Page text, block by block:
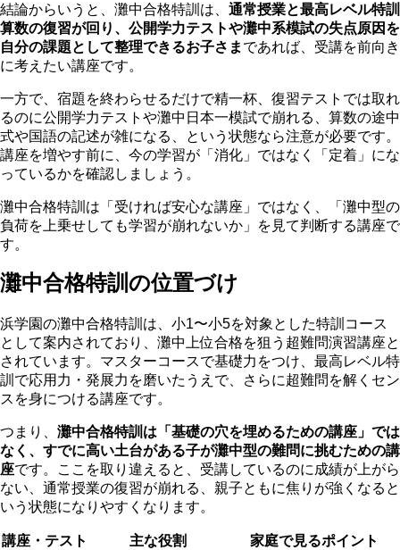
結論からいうと、灘中合格特訓は、 通常授業と最高レベル特訓
算数の復習が回り、公開学力テストや灘中系模試の失点原因を
自分の課題として整理できるお子さま であれば、受講を前向き
に考えたい講座です。
一方で、宿題を終わらせるだけで精一杯、復習テストでは取れ
るのに公開学力テストや灘中日本一模試で崩れる、算数の途中
式や国語の記述が雑になる、という状態なら注意が必要です。
講座を増やす前に、今の学習が「消化」ではなく「定着」にな
っているかを確認しましょう。
灘中合格特訓は「受ければ安心な講座」ではなく、「灘中型の
負荷を上乗せしても学習が崩れないか」を見て判断する講座で
す。
灘中合格特訓の位置づけ
浜学園の灘中合格特訓は、小1〜小5を対象とした特訓コース
として案内されており、灘中上位合格を狙う超難問演習講座と
されています。マスターコースで基礎力をつけ、最高レベル特
訓で応用力・発展力を磨いたうえで、さらに超難問を解くセン
スを身につける講座です。
つまり、 灘中合格特訓は「基礎の穴を埋めるための講座」では
なく、すでに高い土台がある子が灘中型の難問に挑むための講
座です。ここを取り違えると、受講しているのに成績が上がら
ない、通常授業の復習が崩れる、親子ともに焦りが強くなると
いう状態になりやすくなります。
講座・テスト 主な役割
家庭で見るポイント